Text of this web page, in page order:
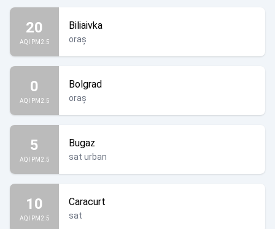
20
AQI PM2.5
Biliaivka
oraș
0
AQI PM2.5
Bolgrad
oraș
5
AQI PM2.5
Bugaz
sat urban
10
AQI PM2.5
Caracurt
sat